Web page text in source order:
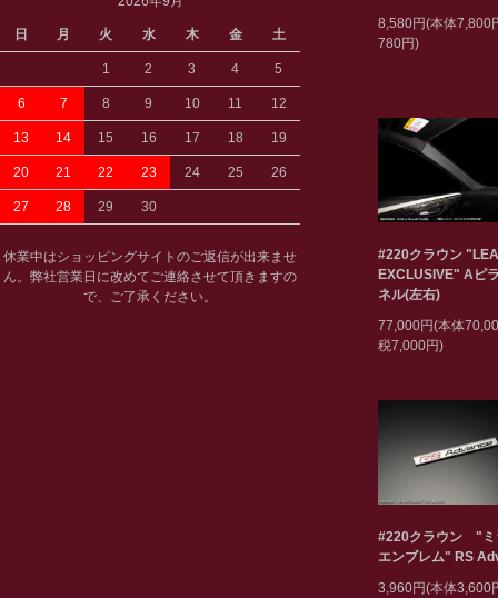
日 月 火 水 木 金 土
1 2 3 4 5
6 7 8 9 10 11 12
13 14 15 16 17 18 19
20 21 22 23 24 25 26
27 28 29 30
休業中はショッピングサイトのご返信が出来ませ
ん。弊社営業日に改めてご連絡させて頂きますの
で、ご了承ください。
8,580円(本体7,800
780円)
#220クラウン
EXCLUSIVE" Aピ
ネル(左右)
77,000円(本体
税7,000円)
#220クラウン "ミ
エンブレム" RS
3,960円(本体3,600